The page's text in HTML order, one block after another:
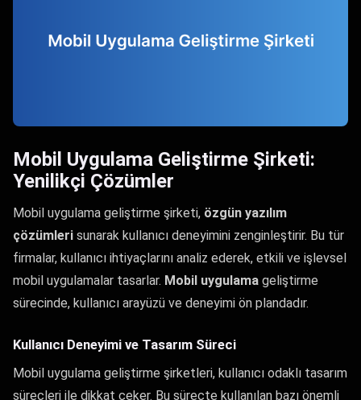
Mobil Uygulama Geliştirme Şirketi:
Yenilikçi Çözümler
Mobil uygulama geliştirme şirketi, özgün yazılım
çözümleri sunarak kullanıcı deneyimini zenginleştirir. Bu tür
firmalar, kullanıcı ihtiyaçlarını analiz ederek, etkili ve işlevsel
mobil uygulamalar tasarlar. Mobil uygulama geliştirme
sürecinde, kullanıcı arayüzü ve deneyimi ön plandadır.
Kullanıcı Deneyimi ve Tasarım Süreci
Mobil uygulama geliştirme şirketleri, kullanıcı odaklı tasarım
süreçleri ile dikkat çeker. Bu süreçte kullanılan bazı önemli